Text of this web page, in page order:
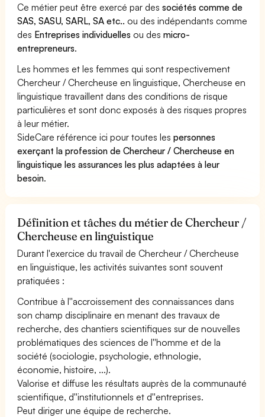
Ce métier peut être exercé par dessociétés comme de
SAS, SASU, SARL, SA etc.. ou des indépendants comme
des Entreprises individuelles ou desmicro-
entrepreneurs.
Les hommes et les femmes qui sont respectivement
Chercheur / Chercheuse en linguistique, Chercheuse en
linguistique travaillent dans des conditions de risque
particulières et sont donc exposés à des risques propres
à leur métier.
SideCare référence ici pour toutes lespersonnes
exerçant la profession de Chercheur / Chercheuse en
linguistique les assurances les plus adaptées à leur
besoin.
Définition et tâches du métier de Chercheur /
Chercheuse en linguistique
Durant l'exercice du travail de Chercheur / Chercheuse
en linguistique, les activités suivantes sont souvent
pratiquées :
Contribue à l''accroissement des connaissances dans
son champ disciplinaire en menant des travaux de
recherche, des chantiers scientifiques sur de nouvelles
problématiques des sciences de l''homme et de la
société (sociologie, psychologie, ethnologie,
économie, histoire, ...).
Valorise et diffuse les résultats auprès de la communauté
scientifique, d''institutionnels et d''entreprises.
Peut diriger une équipe de recherche.